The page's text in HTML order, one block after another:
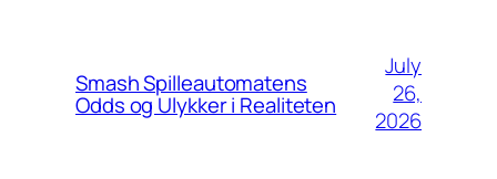
Smash Spilleautomatens
Odds og Ulykker i Realiteten
July
26,
2026